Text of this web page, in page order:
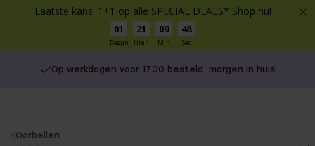
Laatste kans: 1+1 op alle SPECIAL DEALS* Shop nu!
01
Dagen
21
Uren
09
Min
48
Sec
Op werkdagen voor 17.00 besteld, morgen in huis
You
Oorbellen